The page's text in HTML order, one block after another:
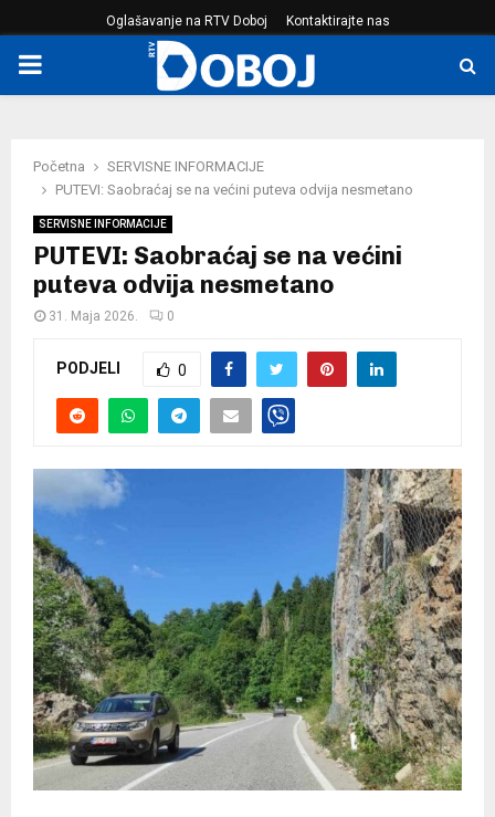
Oglašavanje na RTV Doboj Kontaktirajte nas
PRIMARY
Početna
SERVISNE INFORMACIJE
PUTEVI: Saobraćaj se na većini puteva odvija nesmetano
SERVISNE INFORMACIJE
PUTEVI: Saobraćaj se na većini
puteva odvija nesmetano
31. Maja 2026. 0
PODJELI 0